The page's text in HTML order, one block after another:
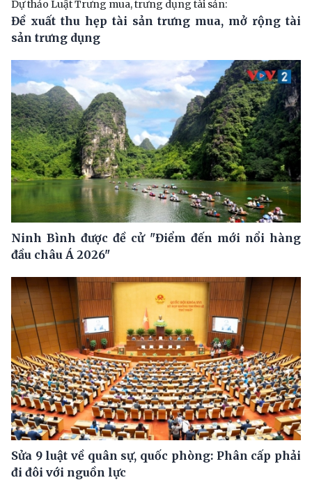
Dự thảo Luật Trưng mua, trưng dụng tài sản:
Đề xuất thu hẹp tài sản trưng mua, mở rộng tài
sản trưng dụng
Ninh Bình được đề cử "Điểm đến mới nổi hàng
đầu châu Á 2026"
Sửa 9 luật về quân sự, quốc phòng: Phân cấp phải
đi đôi với nguồn lực